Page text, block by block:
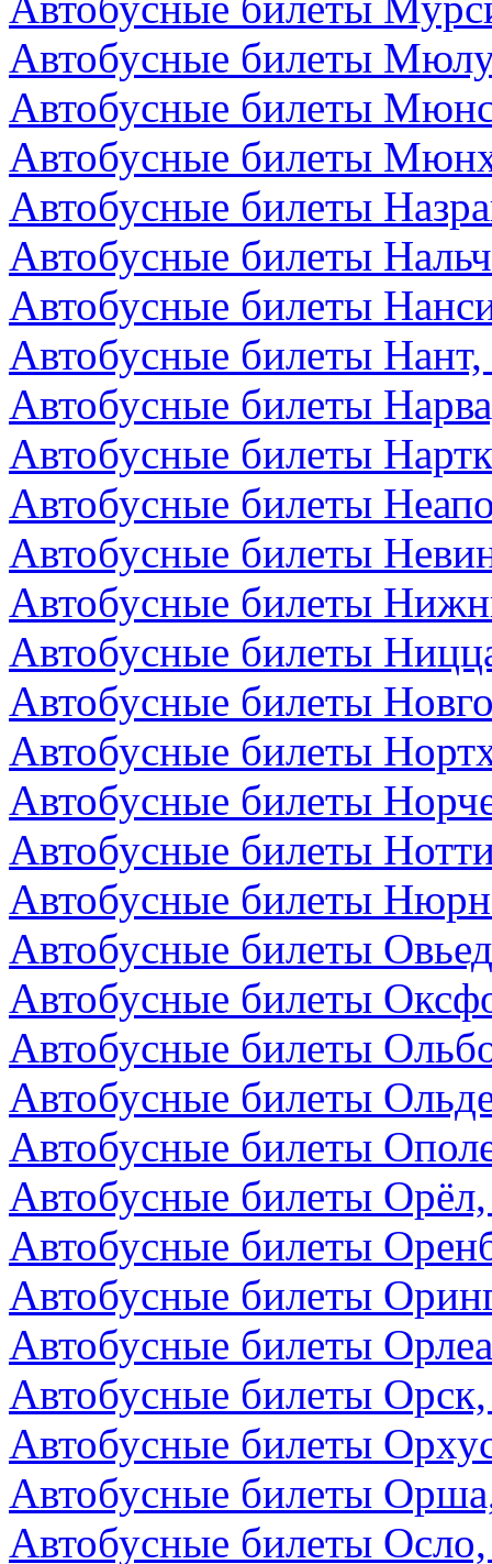
Автобусные билеты
Автобусные билеты
Автобусные билеты
Автобусные билеты
Автобусные билеты
Автобусные билеты
Автобусные билеты
Автобусные билеты
Автобусные билеты
Автобусные билеты
Автобусные билеты
Автобусные билеты
Автобусные билеты
Автобусные билеты
Автобусные билеты
Автобусные билеты
Автобусные билеты
Автобусные билеты
Автобусные билеты
Автобусные билеты
Автобусные билеты
Автобусные билеты
Автобусные билеты
Автобусные билеты
Автобусные билеты
Автобусные билеты
Автобусные билеты
Автобусные билеты
Автобусные билеты
Автобусные билеты
Автобусные билеты